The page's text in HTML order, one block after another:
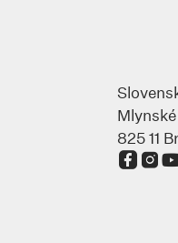
825 11
Odkaz